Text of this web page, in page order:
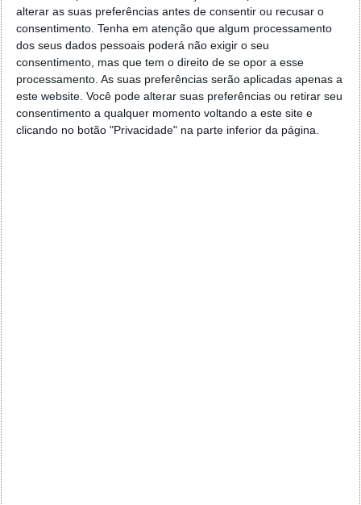
alterar as suas preferências antes de consentir ou recusar o
consentimento. Tenha em atenção que algum processamento
dos seus dados pessoais poderá não exigir o seu
consentimento, mas que tem o direito de se opor a esse
processamento. As suas preferências serão aplicadas apenas a
este website. Você pode alterar suas preferências ou retirar seu
consentimento a qualquer momento voltando a este site e
clicando no botão "Privacidade" na parte inferior da página.